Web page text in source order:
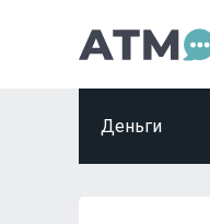
Деньги